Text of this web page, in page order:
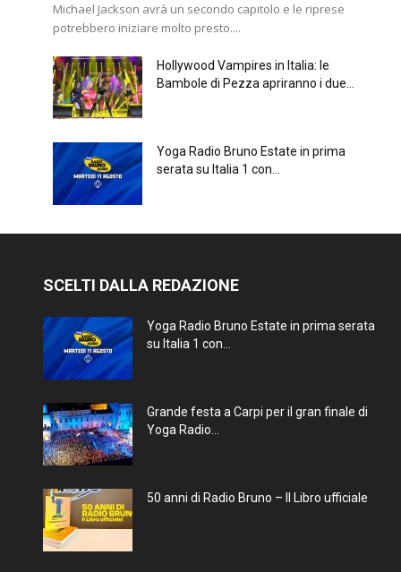
Michael Jackson avrà un secondo capitolo e le riprese
potrebbero iniziare molto presto....
Hollywood Vampires in Italia: le
Bambole di Pezza apriranno i due...
Yoga Radio Bruno Estate in prima
serata su Italia 1 con...
SCELTI DALLA REDAZIONE
Yoga Radio Bruno Estate in prima serata
su Italia 1 con...
Grande festa a Carpi per il gran finale di
Yoga Radio...
50 anni di Radio Bruno – Il Libro ufficiale